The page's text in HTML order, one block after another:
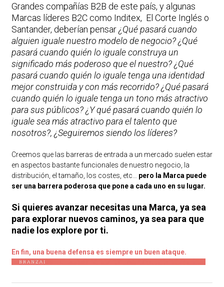
Grandes compañías B2B de este país, y algunas
Marcas líderes B2C como Inditex, El Corte Inglés o
Santander, deberían pensar¿Qué pasará cuando
alguien iguale nuestro modelo de negocio? ¿Qué
pasará cuando quién lo iguale construya un
significado más poderoso que el nuestro? ¿Qué
pasará cuando quién lo iguale tenga una identidad
mejor construida y con más recorrido? ¿Qué pasará
cuando quién lo iguale tenga un tono más atractivo
para sus públicos? ¿Y qué pasará cuando quién lo
iguale sea más atractivo para el talento que
nosotros?, ¿Seguiremos siendo los líderes?
Creemos que las barreras de entrada a un mercado suelen estar
en aspectos bastante funcionales de nuestro negocio, la
distribución, el tamaño, los costes, etc… pero la Marca puede
ser una barrera poderosa que pone a cada uno en su lugar.
Si quieres avanzar necesitas una Marca, ya sea
para explorar nuevos caminos, ya sea para que
nadie los explore por ti.
En fin, una buena defensa es siempre un buen ataque.